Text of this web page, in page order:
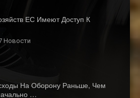
ЕС Имеют Доступ К
Новости
На Оборону Раньше, Чем
…